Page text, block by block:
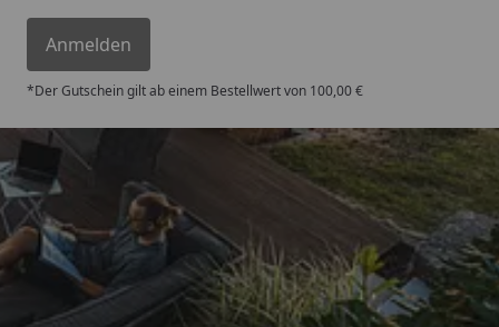
Anmelden
*Der Gutschein gilt ab einem Bestellwert von 100,00 €
Trusted Shops
4,67/ 5